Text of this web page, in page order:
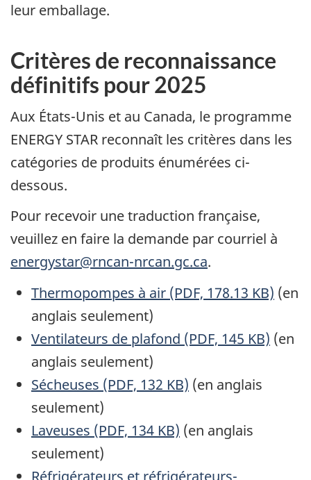
leur emballage.
Critères de reconnaissance
définitifs pour 2025
Aux États-Unis et au Canada, le programme
ENERGY STAR reconnaît les critères dans les
catégories de produits énumérées ci-
dessous.
Pour recevoir une traduction française,
veuillez en faire la demande par courriel à
energystar@rncan-nrcan.gc.ca.
Thermopompes à air (PDF, 178.13 KB) (en
anglais seulement)
Ventilateurs de plafond (PDF, 145 KB) (en
anglais seulement)
Sécheuses (PDF, 132 KB) (en anglais
seulement)
Laveuses (PDF, 134 KB) (en anglais
seulement)
Réfrigérateurs et réfrigérateurs-